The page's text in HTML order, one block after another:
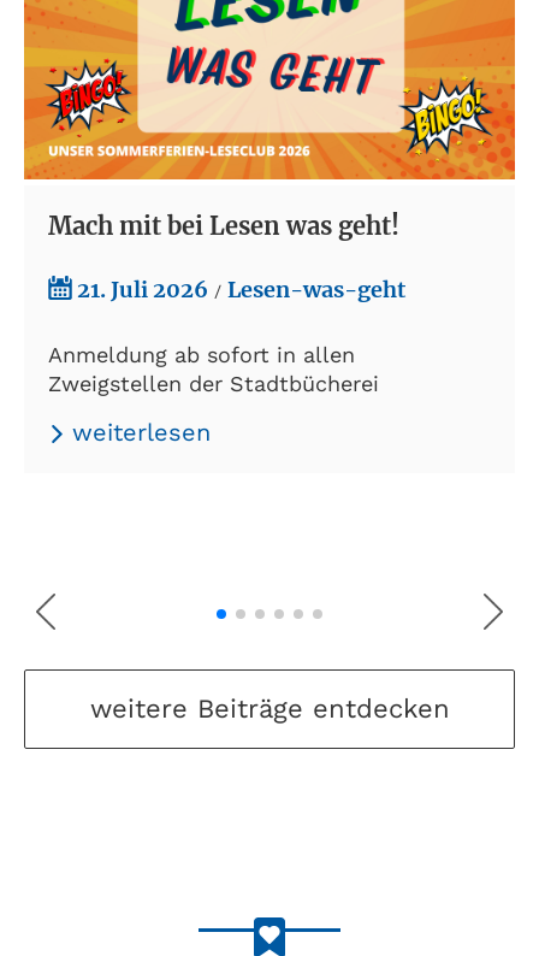
Mach mit bei Lesen was geht!
21. Juli 2026 / Lesen-was-geht
Anmeldung ab sofort in allen
Zweigstellen der Stadtbücherei
weiterlesen
weitere Beiträge entdecken